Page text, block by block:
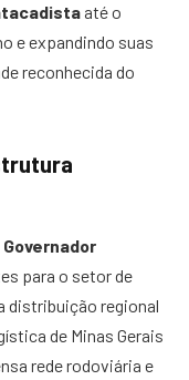
até o
e expandindo suas
reconhecida do
Governador
para o setor de
distribuição regional
de Minas Gerais
rede rodoviária e